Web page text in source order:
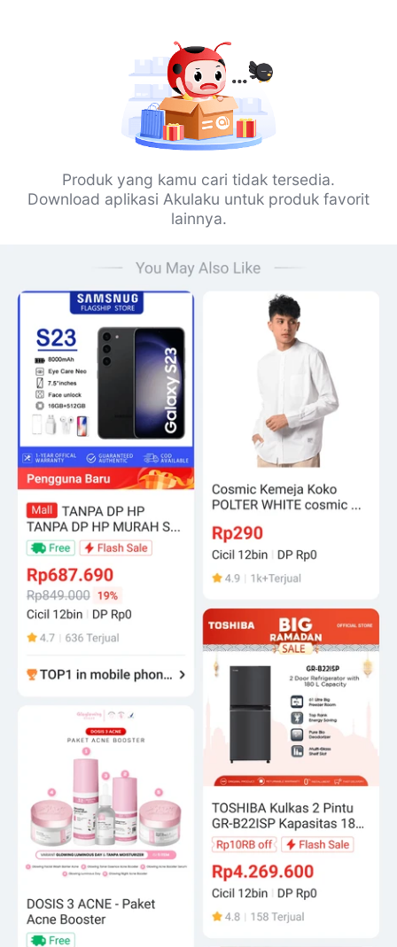
Produk yang kamu cari tidak tersedia.
Download aplikasi Akulaku untuk produk favorit
lainnya.